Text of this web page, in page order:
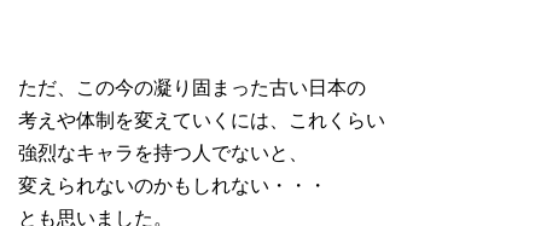
ただ、この今の凝り固まった古い日本の
考えや体制を変えていくには、これくらい
強烈なキャラを持つ人でないと、
変えられないのかもしれない・・・
とも思いました。